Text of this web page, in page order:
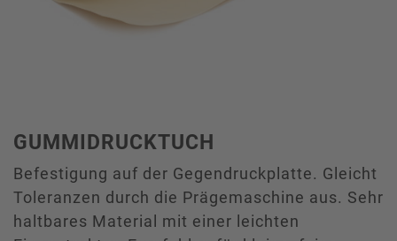
GUMMIDRUCKTUCH
Befestigung auf der Gegendruckplatte. Gleicht
Toleranzen durch die Prägemaschine aus. Sehr
haltbares Material mit einer leichten